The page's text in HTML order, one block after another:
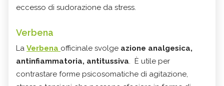
eccesso di sudorazione da stress.
Verbena
La Verbena officinale svolge azione analgesica,
antinfiammatoria, antitussiva. È utile per
contrastare forme psicosomatiche di agitazione,